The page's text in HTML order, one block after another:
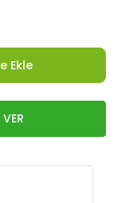
Ekle